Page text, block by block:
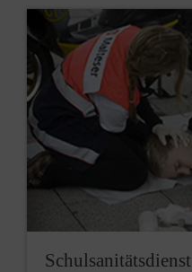
Schul­sa­ni­täts­dienst